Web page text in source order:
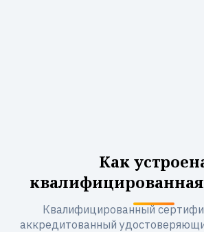
Как
Квалифицированный
аккредитованный